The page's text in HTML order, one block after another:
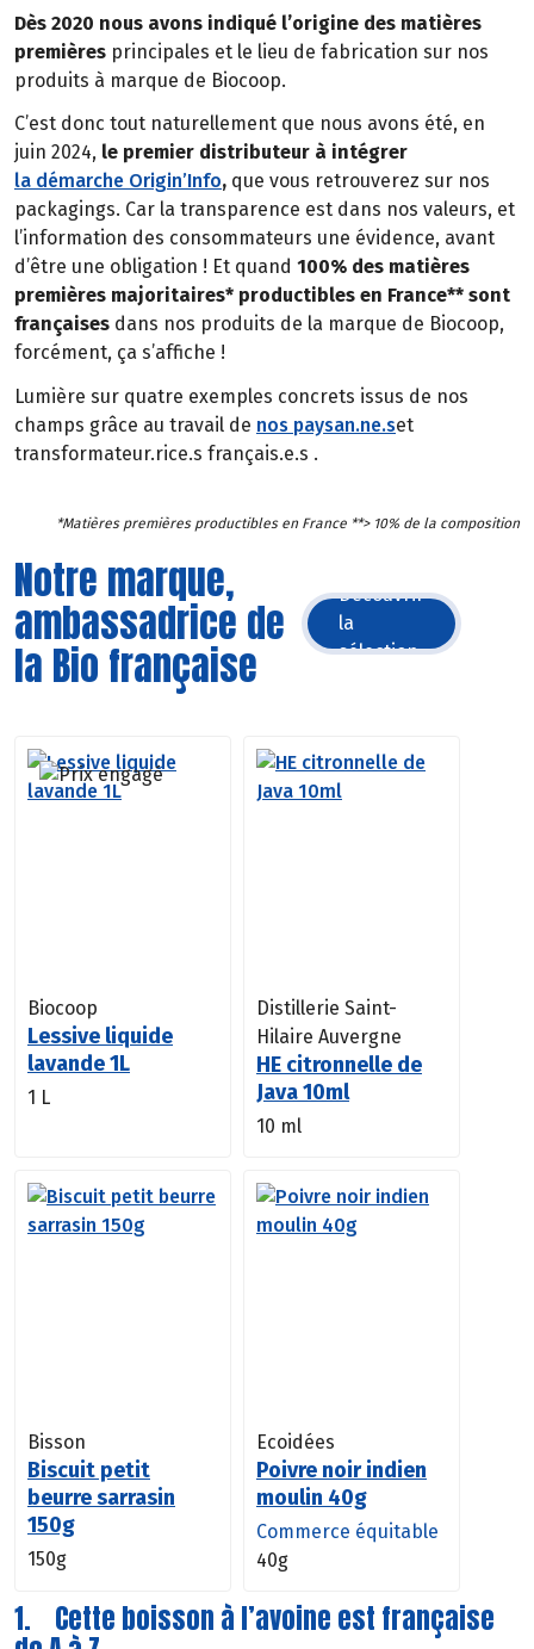
Dès 2020 nous avons indiqué l’origine des matières
premières principales et le lieu de fabrication sur nos
produits à marque de Biocoop.
C’est donc tout naturellement que nous avons été, en
juin 2024, le premier distributeur à intégrer
la démarche Origin’Info, que vous retrouverez sur nos
packagings. Car la transparence est dans nos valeurs, et
l’information des consommateurs une évidence, avant
d’être une obligation ! Et quand 100% des matières
premières majoritaires* productibles en France** sont
françaises dans nos produits de la marque de Biocoop,
forcément, ça s’affiche !
Lumière sur quatre exemples concrets issus de nos
champs grâce au travail de nos paysan.ne.set
transformateur.rice.s français.e.s .
*Matières premières productibles en France **> 10% de la composition
Notre marque,
ambassadrice de
la Bio française
Découvrir
la
sélection
Biocoop
Lessive liquide
lavande 1L
1 L
Distillerie Saint-
Hilaire Auvergne
HE citronnelle de
Java 10ml
10 ml
Bisson
Biscuit petit
beurre sarrasin
150g
150g
Ecoidées
Poivre noir indien
moulin 40g
Commerce équitable
40g
1. Cette boisson à l’avoine est française